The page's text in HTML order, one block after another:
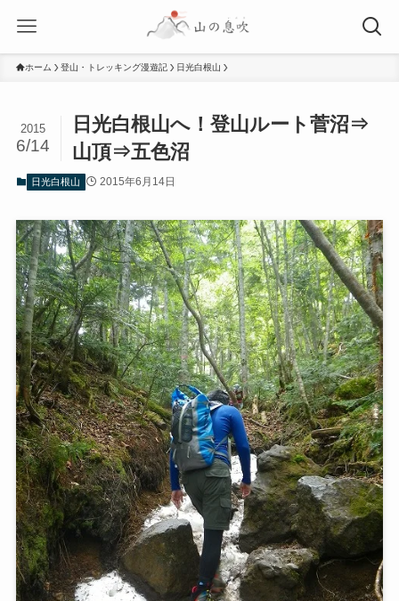
ホーム 登山・トレッキング漫遊記 日光白根山
日光白根山へ！登山ルート菅沼⇒
山頂⇒五色沼
2015
6/14
日光白根山 2015年6月14日